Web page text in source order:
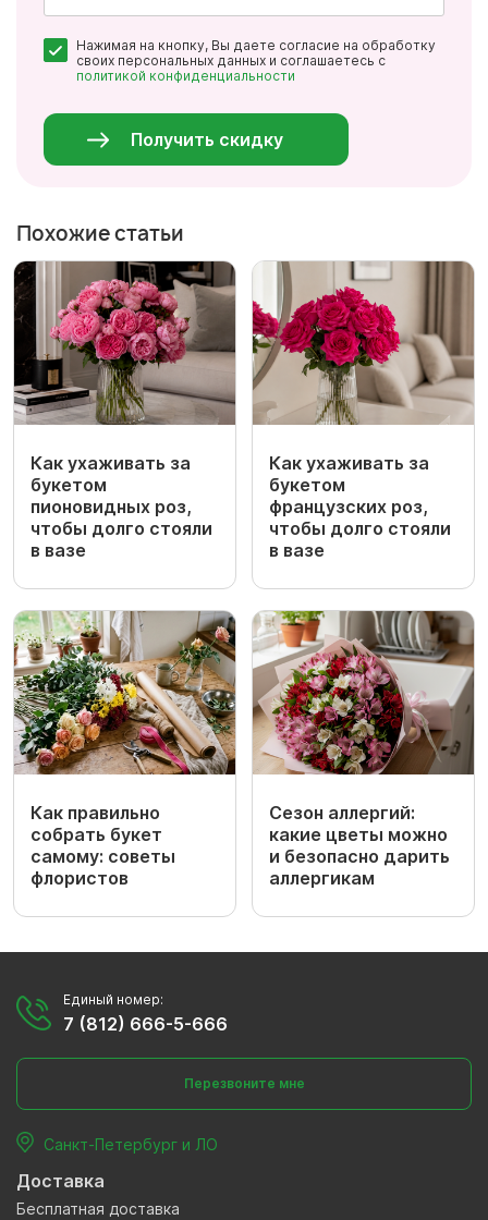
*
Нажимая на кнопку, Вы даете согласие на обработку
своих персональных данных и соглашаетесь с
политикой конфиденциальности
Получить скидку
Похожие статьи
Как ухаживать за
букетом
пионовидных роз,
чтобы долго стояли
в вазе
Как ухаживать за
букетом
французских роз,
чтобы долго стояли
в вазе
Как правильно
собрать букет
самому: советы
флористов
Сезон аллергий:
какие цветы можно
и безопасно дарить
аллергикам
Единый номер:
7 (812) 666-5-666
Перезвоните мне
Санкт-Петербург и ЛО
Доставка
Бесплатная доставка